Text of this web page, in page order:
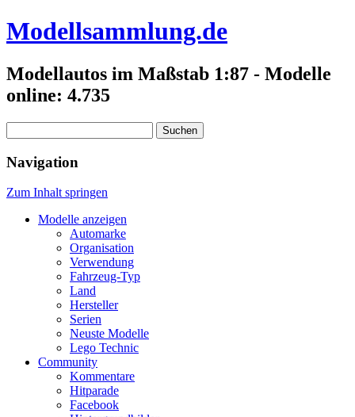
Modellsammlung.de
Modellautos im Maßstab 1:87 - Modelle
online: 4.735
nach:
Navigation
Zum Inhalt springen
Modelle anzeigen
Automarke
Organisation
Verwendung
Fahrzeug-Typ
Land
Hersteller
Serien
Neuste Modelle
Lego Technic
Community
Kommentare
Hitparade
Facebook